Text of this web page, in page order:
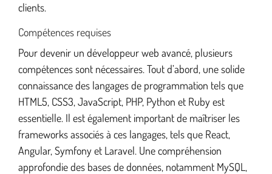
clients.
Compétences requises
Pour devenir un développeur web avancé, plusieurs
compétences sont nécessaires. Tout d’abord, une solide
connaissance des langages de programmation tels que
HTML5, CSS3, JavaScript, PHP, Python et Ruby est
essentielle. Il est également important de maîtriser les
frameworks associés à ces langages, tels que React,
Angular, Symfony et Laravel. Une compréhension
approfondie des bases de données, notamment MySQL,